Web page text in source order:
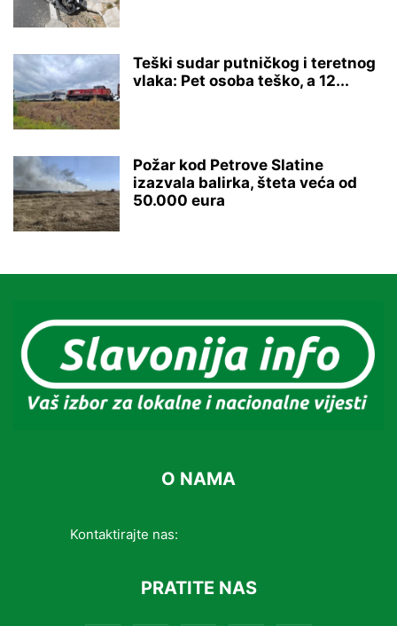
Teški sudar putničkog i teretnog
vlaka: Pet osoba teško, a 12...
Požar kod Petrove Slatine
izazvala balirka, šteta veća od
50.000 eura
O NAMA
Kontaktirajte nas:
PRATITE NAS